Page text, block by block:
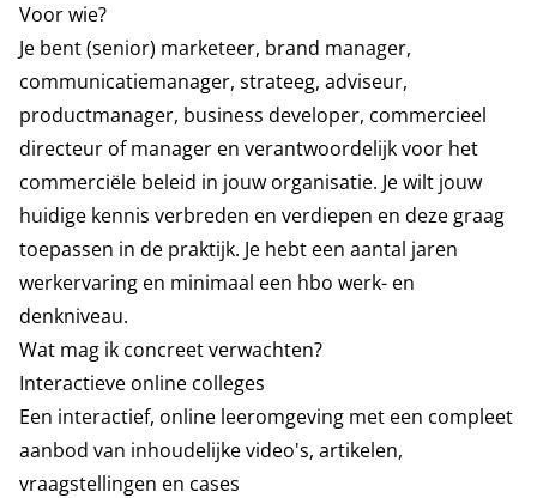
Voor wie?
Je bent (senior) marketeer, brand manager,
communicatiemanager, strateeg, adviseur,
productmanager, business developer, commercieel
directeur of manager en verantwoordelijk voor het
commerciële beleid in jouw organisatie. Je wilt jouw
huidige kennis verbreden en verdiepen en deze graag
toepassen in de praktijk. Je hebt een aantal jaren
werkervaring en minimaal een hbo werk- en
denkniveau.
Wat mag ik concreet verwachten?
Interactieve online colleges
Een interactief, online leeromgeving met een compleet
aanbod van inhoudelijke video's, artikelen,
vraagstellingen en cases